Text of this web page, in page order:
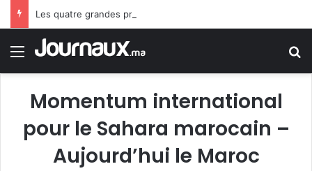
Les quatre grandes priorités du PLF 2027
Menu
Momentum international
pour le Sahara marocain –
Aujourd’hui le Maroc